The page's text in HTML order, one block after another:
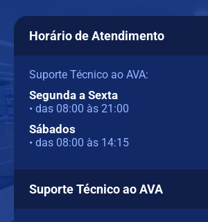
Horário de Atendimento
Suporte Técnico ao AVA:
Segunda a Sexta
• das 08:00 às 21:00
Sábados
• das 08:00 às 14:15
Suporte Técnico ao AVA